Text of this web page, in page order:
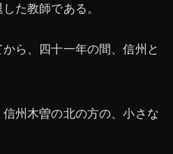
た教師である。
ら、四十一年の間、信州と
州木曽の北の方の、小さな